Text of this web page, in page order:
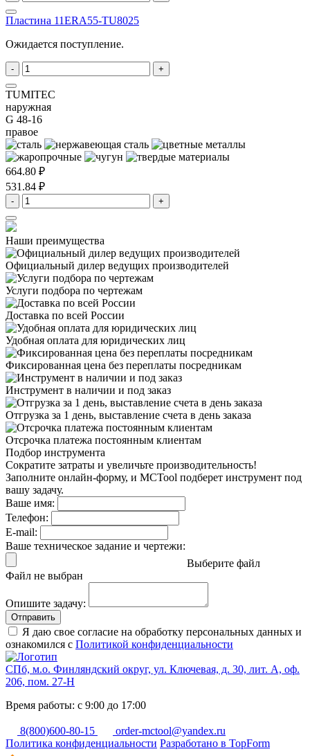
Пластина 11ERA55-TU8025
Ожидается поступление.
- +
TUMITEC
наружная
G 48-16
правое
664.80 ₽
531.84 ₽
- +
Наши преимущества
Официальный дилер ведущих производителей
Услуги подбора по чертежам
Доставка по всей России
Удобная оплата для юридических лиц
Фиксированная цена без переплаты посредникам
Инструмент в наличии и под заказ
Отгрузка за 1 день, выставление счета в день заказа
Отсрочка платежа постоянным клиентам
Подбор инструмента
Сократите затраты и увеличьте производительность!
Заполните онлайн-форму, и MCTool подберет инструмент под
вашу задачу.
Ваше имя:
Телефон:
E-mail:
Ваше техническое задание и чертежи:
Выберите файл
Файл не выбран
Опишите задачу:
Отправить
Я даю свое согласие на обработку персональных данных и
ознакомился с Политикой конфиденциальности
СПб, м.о. Финляндский округ, ул. Ключевая, д. 30, лит. А, оф.
206, пом. 27-Н
Время работы: с 9:00 до 17:00
8(800)600-80-15
order-mctool@yandex.ru
Политика конфиденциальности Разработано в TopForm